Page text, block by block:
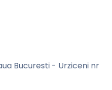
Bucuresti - Urziceni nr